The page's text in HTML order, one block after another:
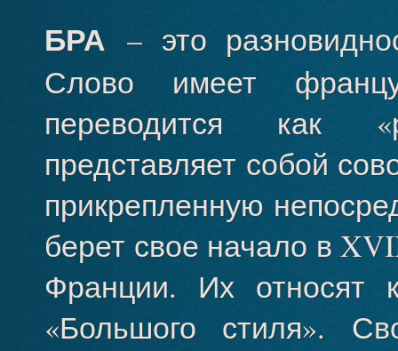
БРА – это
Слово имеет
переводится как
представляет собой
прикрепленную
берет свое начало в
Франции. Их относят
«Большого стиля».